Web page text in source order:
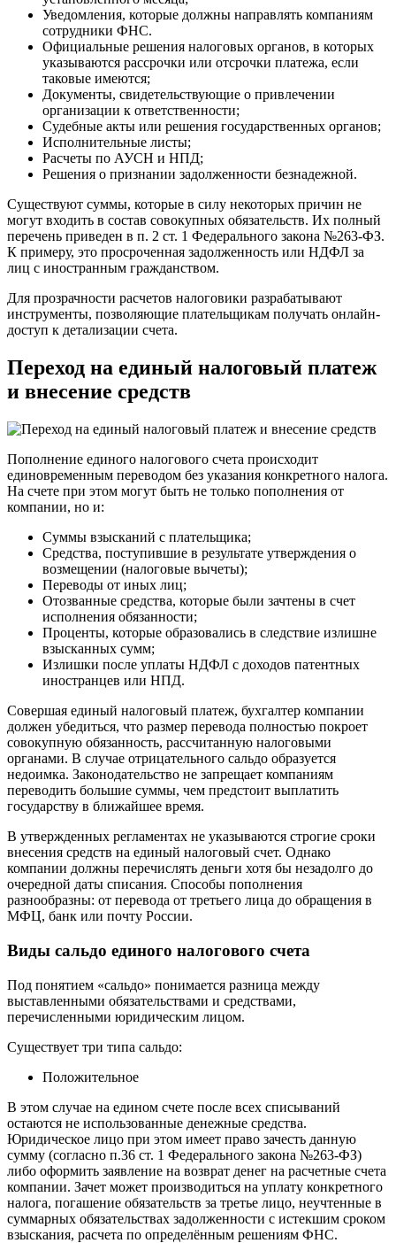
Уведомления, которые должны направлять компаниям
сотрудники ФНС.
Официальные решения налоговых органов, в которых
указываются рассрочки или отсрочки платежа, если
таковые имеются;
Документы, свидетельствующие о привлечении
организации к ответственности;
Судебные акты или решения государственных органов;
Исполнительные листы;
Расчеты по АУСН и НПД;
Решения о признании задолженности безнадежной.
Существуют суммы, которые в силу некоторых причин не
могут входить в состав совокупных обязательств. Их полный
перечень приведен в п. 2 ст. 1 Федерального закона №263-ФЗ.
К примеру, это просроченная задолженность или НДФЛ за
лиц с иностранным гражданством.
Для прозрачности расчетов налоговики разрабатывают
инструменты, позволяющие плательщикам получать онлайн-
доступ к детализации счета.
Переход на единый налоговый платеж
и внесение средств
Пополнение единого налогового счета происходит
единовременным переводом без указания конкретного налога.
На счете при этом могут быть не только пополнения от
компании, но и:
Суммы взысканий с плательщика;
Средства, поступившие в результате утверждения о
возмещении (налоговые вычеты);
Переводы от иных лиц;
Отозванные средства, которые были зачтены в счет
исполнения обязанности;
Проценты, которые образовались в следствие излишне
взысканных сумм;
Излишки после уплаты НДФЛ с доходов патентных
иностранцев или НПД.
Совершая единый налоговый платеж, бухгалтер компании
должен убедиться, что размер перевода полностью покроет
совокупную обязанность, рассчитанную налоговыми
органами. В случае отрицательного сальдо образуется
недоимка. Законодательство не запрещает компаниям
переводить большие суммы, чем предстоит выплатить
государству в ближайшее время.
В утвержденных регламентах не указываются строгие сроки
внесения средств на единый налоговый счет. Однако
компании должны перечислять деньги хотя бы незадолго до
очередной даты списания. Способы пополнения
разнообразны: от перевода от третьего лица до обращения в
МФЦ, банк или почту России.
Виды сальдо единого налогового счета
Под понятием «сальдо» понимается разница между
выставленными обязательствами и средствами,
перечисленными юридическим лицом.
Существует три типа сальдо:
Положительное
В этом случае на едином счете после всех списываний
остаются не использованные денежные средства.
Юридическое лицо при этом имеет право зачесть данную
сумму (согласно п.36 ст. 1 Федерального закона №263-ФЗ)
либо оформить заявление на возврат денег на расчетные счета
компании. Зачет может производиться на уплату конкретного
налога, погашение обязательств за третье лицо, неучтенные в
суммарных обязательствах задолженности с истекшим сроком
взыскания, расчета по определённым решениям ФНС.